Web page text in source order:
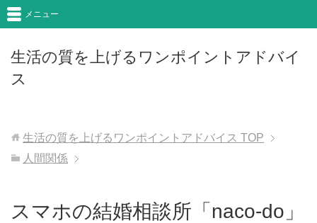
生活の質を上げるワンポイントアドバイ
ス
メニュー
生活の質を上げるワンポイントアドバイス TOP
人間関係
スマホの結婚相談所「naco-do」